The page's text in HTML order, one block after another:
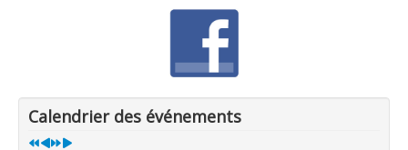
Calendrier des événements